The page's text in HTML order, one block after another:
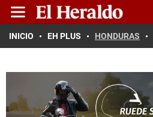
INICIO EH PLUS HONDURAS